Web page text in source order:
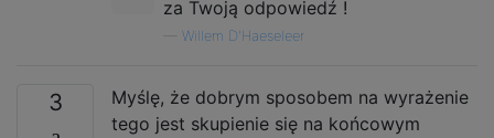
za Twoją odpowiedź !
Willem D'Haeseleer
3
Myślę, że dobrym sposobem na wyrażenie
tego jest skupienie się na końcowym